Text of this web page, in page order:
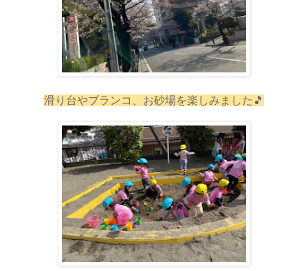
滑り台やブランコ、お砂場を楽しみました🎵